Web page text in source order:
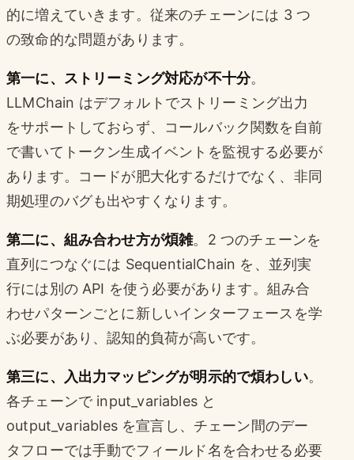
的に増えていきます。従来のチェーンには 3 つ
の致命的な問題があります。
第一に、ストリーミング対応が不十分。
LLMChain はデフォルトでストリーミング出力
をサポートしておらず、コールバック関数を自前
で書いてトークン生成イベントを監視する必要が
あります。コードが肥大化するだけでなく、非同
期処理のバグも出やすくなります。
第二に、組み合わせ方が煩雑。2 つのチェーンを
直列につなぐには SequentialChain を、並列実
行には別の API を使う必要があります。組み合
わせパターンごとに新しいインターフェースを学
ぶ必要があり、認知的負荷が高いです。
第三に、入出力マッピングが明示的で煩わしい。
各チェーンで input_variables と
output_variables を宣言し、チェーン間のデー
タフローでは手動でフィールド名を合わせる必要